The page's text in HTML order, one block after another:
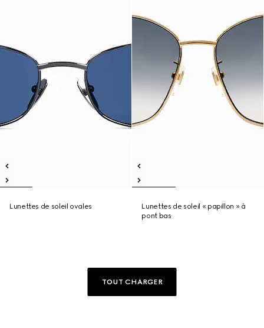
Lunettes de soleil ovales
Lunettes de soleil « papillon » à
pont bas
TOUT CHARGER